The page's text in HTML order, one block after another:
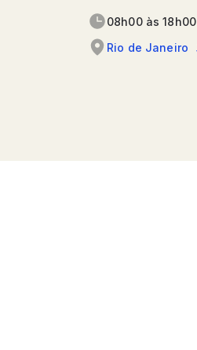
08h00 às 18h00
Rio de Janeiro